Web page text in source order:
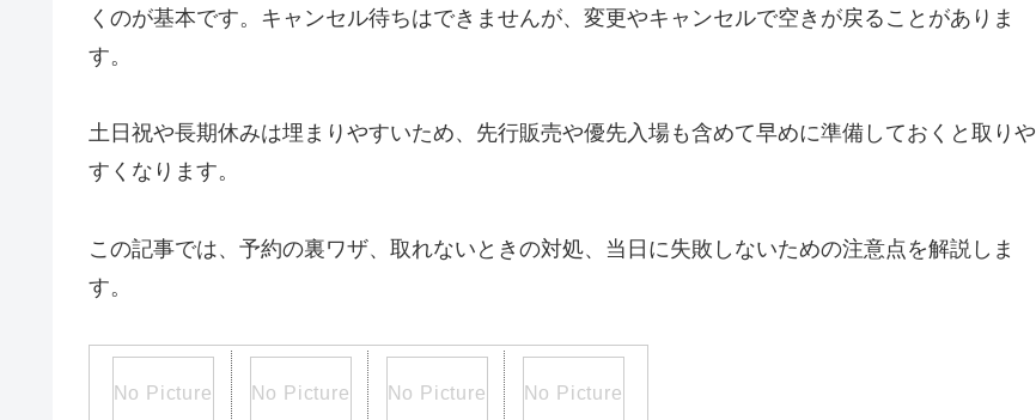
くのが基本です。キャンセル待ちはできませんが、変更やキャンセルで空きが戻ることがありま
す。
土日祝や長期休みは埋まりやすいため、先行販売や優先入場も含めて早めに準備しておくと取りや
すくなります。
この記事では、予約の裏ワザ、取れないときの対処、当日に失敗しないための注意点を解説しま
す。